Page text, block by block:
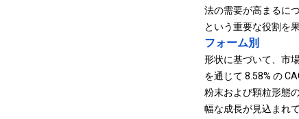
法の需要が高まるに
という重要な役割を
フォーム別
形状に基づいて、市
を通じて 8.58% の
粉末および顆粒形態
幅な成長が見込まれ